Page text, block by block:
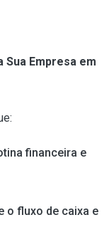
Empresa em
financeira e
o fluxo de caixa e